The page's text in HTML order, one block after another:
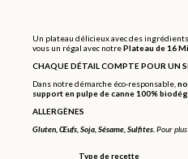
Un plateau délicieux avec des
vous un régal avec notrePlateau de 16
CHAQUE DÉTAIL COMPTE POUR UN
Dans notre démarche éco-responsable,
support en pulpe de canne 100%
ALLERGÈNES
Gluten, Œufs, Soja, Sésame, Sulfites. Pour
Type de recette